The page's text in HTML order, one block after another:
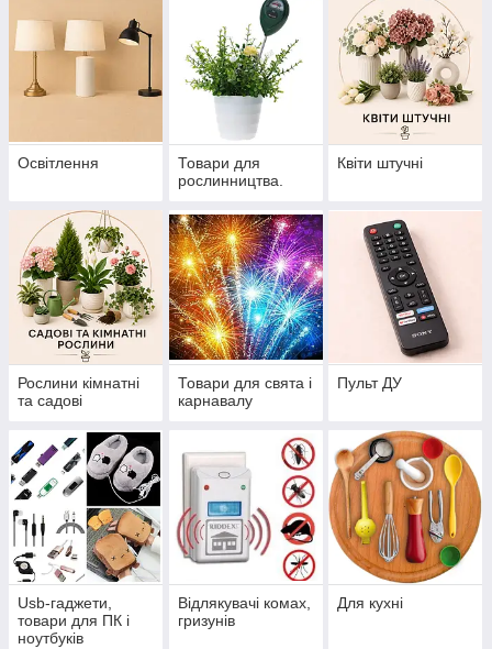
Освітлення
Товари для
рослинництва.
Квіти штучні
Рослини кімнатні
та садові
Товари для свята і
карнавалу
Пульт ДУ
Usb-гаджети,
товари для ПК і
ноутбуків
Відлякувачі комах,
гризунів
Для кухні